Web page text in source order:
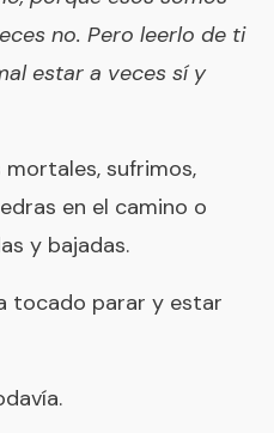
no. Pero leerlo de ti
estar a veces sí y
sufrimos,
en el camino o
y bajadas.
tocado parar y estar